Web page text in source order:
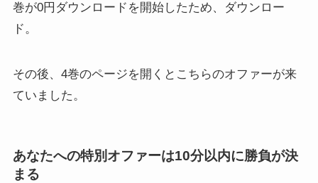
巻が0円ダウンロードを開始したため、ダウンロー
ド。
その後、4巻のページを開くとこちらのオファーが来
ていました。
あなたへの特別オファーは10分以内に勝負が決
まる